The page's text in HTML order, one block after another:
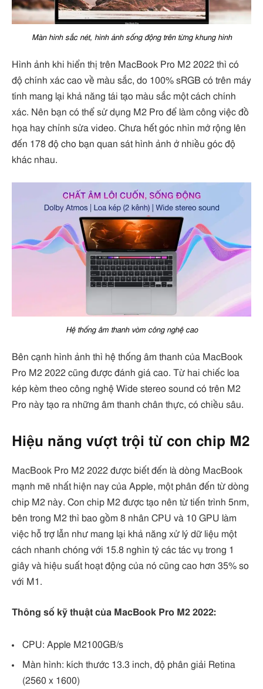
Màn hình sắc nét, hình ảnh sống động trên từng khung hình
Hình ảnh khi hiển thị trên MacBook Pro M2 2022 thì có
độ chính xác cao về màu sắc, do 100% sRGB có trên máy
tính mang lại khả năng tái tạo màu sắc một cách chính
xác. Nên bạn có thể sử dụng M2 Pro để làm công việc đồ
họa hay chỉnh sửa video. Chưa hết góc nhìn mở rộng lên
đến 178 độ cho bạn quan sát hình ảnh ở nhiều góc độ
khác nhau.
Hệ thống âm thanh vòm công nghệ cao
Bên cạnh hình ảnh thì hệ thống âm thanh của MacBook
Pro M2 2022 cũng được đánh giá cao. Từ hai chiếc loa
kép kèm theo công nghệ Wide stereo sound có trên M2
Pro này tạo ra những âm thanh chân thực, có chiều sâu.
Hiệu năng vượt trội từ con chip M2
MacBook Pro M2 2022 được biết đến là dòng MacBook
mạnh mẽ nhất hiện nay của Apple, một phân đến từ dòng
chip M2 này. Con chip M2 được tạo nên từ tiến trình 5nm,
bên trong M2 thì bao gồm 8 nhân CPU và 10 GPU làm
việc hỗ trợ lẫn như mang lại khả năng xử lý dữ liệu một
cách nhanh chóng với 15.8 nghìn tỷ các tác vụ trong 1
giây và hiệu suất hoạt động của nó cũng cao hơn 35% so
với M1.
Thông số kỹ thuật của MacBook Pro M2 2022:
CPU: Apple M2100GB/s
Màn hình: kích thước 13.3 inch, độ phân giải Retina
(2560 x 1600)